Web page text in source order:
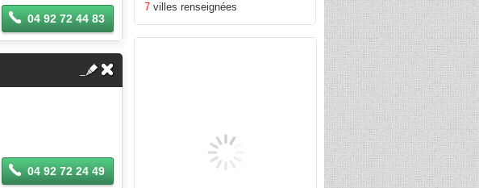
04 92 72 44 83
04 92 72 24 49
7 villes renseignées